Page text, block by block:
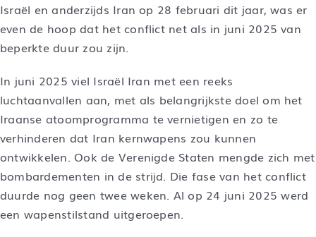
Israël en anderzijds Iran op 28 februari dit jaar, was er
even de hoop dat het conflict net als in juni 2025 van
beperkte duur zou zijn.
In juni 2025 viel Israël Iran met een reeks
luchtaanvallen aan, met als belangrijkste doel om het
Iraanse atoomprogramma te vernietigen en zo te
verhinderen dat Iran kernwapens zou kunnen
ontwikkelen. Ook de Verenigde Staten mengde zich met
bombardementen in de strijd. Die fase van het conflict
duurde nog geen twee weken. Al op 24 juni 2025 werd
een wapenstilstand uitgeroepen.